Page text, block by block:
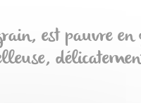
est pauvre